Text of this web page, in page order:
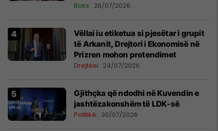
Boks 26/07/2026
Vëllai iu etiketua si pjesëtar i grupit
të Arkanit, Drejtori i Ekonomisë në
Prizren mohon pretendimet
Drejtësi 24/07/2026
Gjithçka që ndodhi në Kuvendin e
jashtëzakonshëm të LDK-së
Politikë 30/07/2026